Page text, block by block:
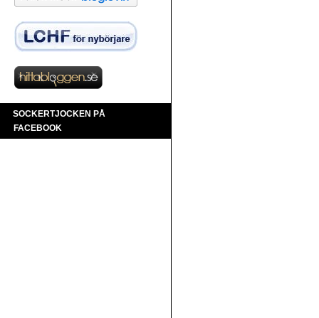
SOCKERTJOCKEN PÅ
FACEBOOK